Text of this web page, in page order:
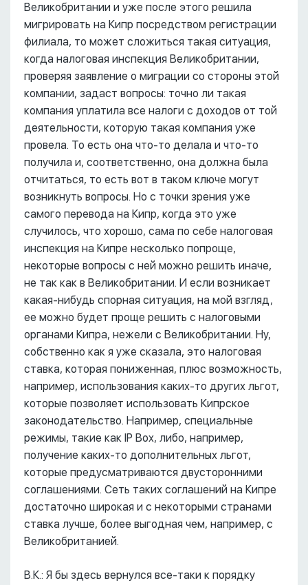
Великобритании и уже после этого решила
мигрировать на Кипр посредством регистрации
филиала, то может сложиться такая ситуация,
когда налоговая инспекция Великобритании,
проверяя заявление о миграции со стороны этой
компании, задаст вопросы: точно ли такая
компания уплатила все налоги с доходов от той
деятельности, которую такая компания уже
провела. То есть она что-то делала и что-то
получила и, соответственно, она должна была
отчитаться, то есть вот в таком ключе могут
возникнуть вопросы. Но с точки зрения уже
самого перевода на Кипр, когда это уже
случилось, что хорошо, сама по себе налоговая
инспекция на Кипре несколько попроще,
некоторые вопросы с ней можно решить иначе,
не так как в Великобритании. И если возникает
какая-нибудь спорная ситуация, на мой взгляд,
ее можно будет проще решить с налоговыми
органами Кипра, нежели с Великобритании. Ну,
собственно как я уже сказала, это налоговая
ставка, которая пониженная, плюс возможность,
например, использования каких-то других льгот,
которые позволяет использовать Кипрское
законодательство. Например, специальные
режимы, такие как IP Box, либо, например,
получение каких-то дополнительных льгот,
которые предусматриваются двусторонними
соглашениями. Сеть таких соглашений на Кипре
достаточно широкая и с некоторыми странами
ставка лучше, более выгодная чем, например, с
Великобританией.
В.К.: Я бы здесь вернулся все-таки к порядку